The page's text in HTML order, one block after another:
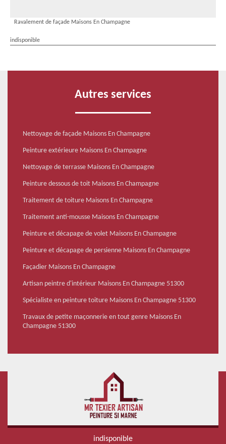
Ravalement de façade Maisons En Champagne
indisponible
Autres services
Nettoyage de façade Maisons En Champagne
Peinture extérieure Maisons En Champagne
Nettoyage de terrasse Maisons En Champagne
Peinture dessous de toit Maisons En Champagne
Traitement de toiture Maisons En Champagne
Traitement anti-mousse Maisons En Champagne
Peinture et décapage de volet Maisons En Champagne
Peinture et décapage de persienne Maisons En Champagne
Façadier Maisons En Champagne
Artisan peintre d'intérieur Maisons En Champagne 51300
Spécialiste en peinture toiture Maisons En Champagne 51300
Travaux de petite maçonnerie en tout genre Maisons En
Champagne 51300
indisponible